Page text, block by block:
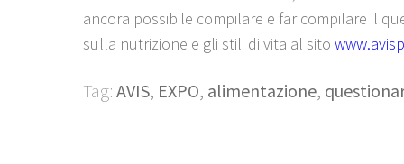
ancora possibile compilare e far compilare il
sulla nutrizione e gli stili di vita al sito
Tag: AVIS, EXPO, alimentazione,